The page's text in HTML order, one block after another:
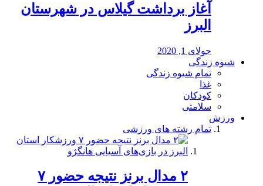
آغاز برداشت گیلاس در شهرستان
البرز
جولای 1, 2020
شیوه زندگی
تمام شیوه زندگی
غذا
کودکان
سلامتی
ورزش
تمام رشته های ورزشی
۲ مدال برنز نتیجه حضور ۷